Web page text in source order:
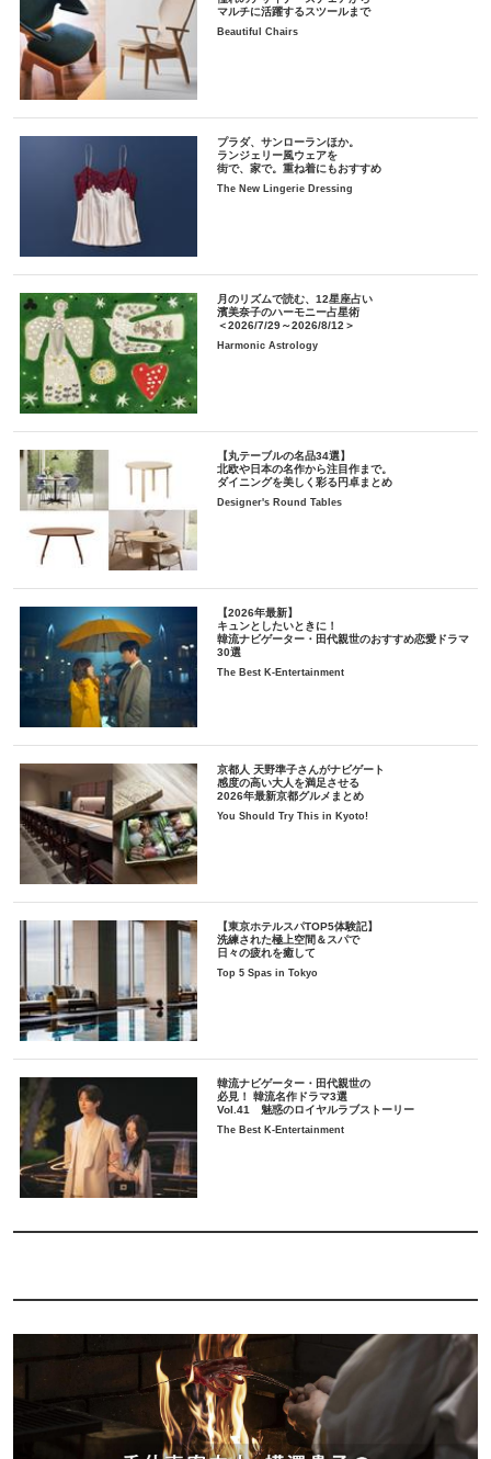
マルチに活躍するスツールまで
Beautiful Chairs
プラダ、サンローランほか。
ランジェリー風ウェアを
街で、家で。重ね着にもおすすめ
The New Lingerie Dressing
月のリズムで読む、12星座占い
濱美奈子のハーモニー占星術
＜2026/7/29～2026/8/12＞
Harmonic Astrology
【丸テーブルの名品34選】
北欧や日本の名作から注目作まで。
ダイニングを美しく彩る円卓まとめ
Designer's Round Tables
【2026年最新】
キュンとしたいときに！
韓流ナビゲーター・田代親世のおすすめ恋愛ドラマ
30選
The Best K-Entertainment
京都人 天野準子さんがナビゲート
感度の高い大人を満足させる
2026年最新京都グルメまとめ
You Should Try This in Kyoto!
【東京ホテルスパTOP5体験記】
洗練された極上空間＆スパで
日々の疲れを癒して
Top 5 Spas in Tokyo
韓流ナビゲーター・田代親世の
必見！ 韓流名作ドラマ3選
Vol.41 魅惑のロイヤルラブストーリー
The Best K-Entertainment